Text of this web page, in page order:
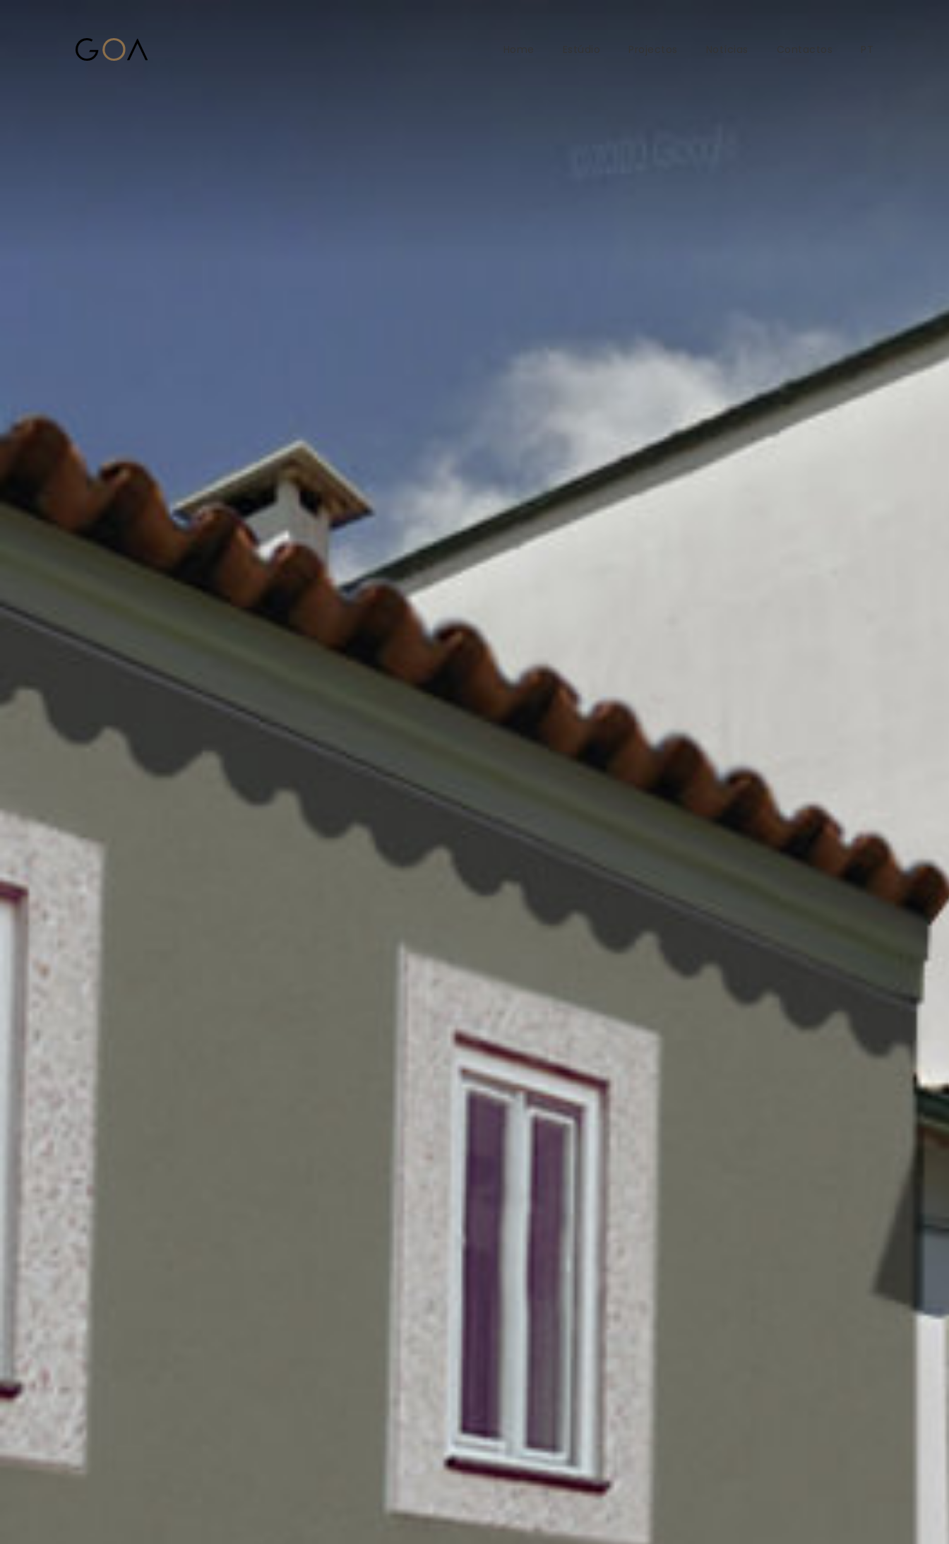
Home Estúdio Projectos Notícias Contactos PT